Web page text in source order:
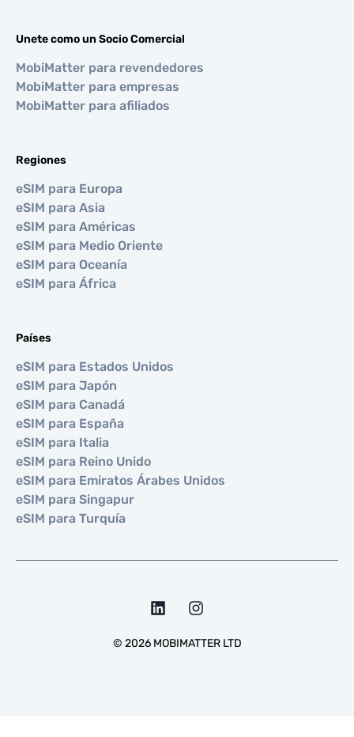
Unete como un Socio Comercial
MobiMatter para revendedores
MobiMatter para empresas
MobiMatter para afiliados
Regiones
eSIM para Europa
eSIM para Asia
eSIM para Américas
eSIM para Medio Oriente
eSIM para Oceanía
eSIM para África
Países
eSIM para Estados Unidos
eSIM para Japón
eSIM para Canadá
eSIM para España
eSIM para Italia
eSIM para Reino Unido
eSIM para Emiratos Árabes Unidos
eSIM para Singapur
eSIM para Turquía
© 2026MOBIMATTER LTD